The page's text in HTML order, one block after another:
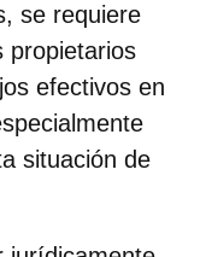
se requiere
efectivos en
situación de